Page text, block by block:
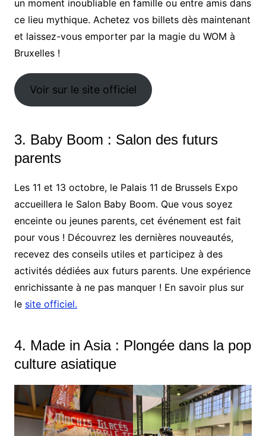
un moment inoubliable en famille ou entre amis dans
ce lieu mythique. Achetez vos billets dès maintenant
et laissez-vous emporter par la magie du WOM à
Bruxelles !
Voir sur le site officiel
3. Baby Boom : Salon des futurs
parents
Les 11 et 13 octobre, le Palais 11 de Brussels Expo
accueillera le Salon Baby Boom. Que vous soyez
enceinte ou jeunes parents, cet événement est fait
pour vous ! Découvrez les dernières nouveautés,
recevez des conseils utiles et participez à des
activités dédiées aux futurs parents. Une expérience
enrichissante à ne pas manquer ! En savoir plus sur
le site officiel.
4. Made in Asia : Plongée dans la pop
culture asiatique